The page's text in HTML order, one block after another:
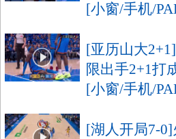
[小窗/手机/
[亚历山大
限出手2+1打
[小窗/手机/
[湖人开局7-